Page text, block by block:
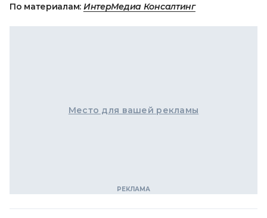
По материалам: ИнтерМедиа Консалтинг
Место для вашей рекламы